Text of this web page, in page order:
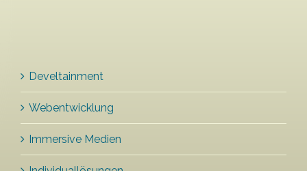
Develtainment
Webentwicklung
Immersive Medien